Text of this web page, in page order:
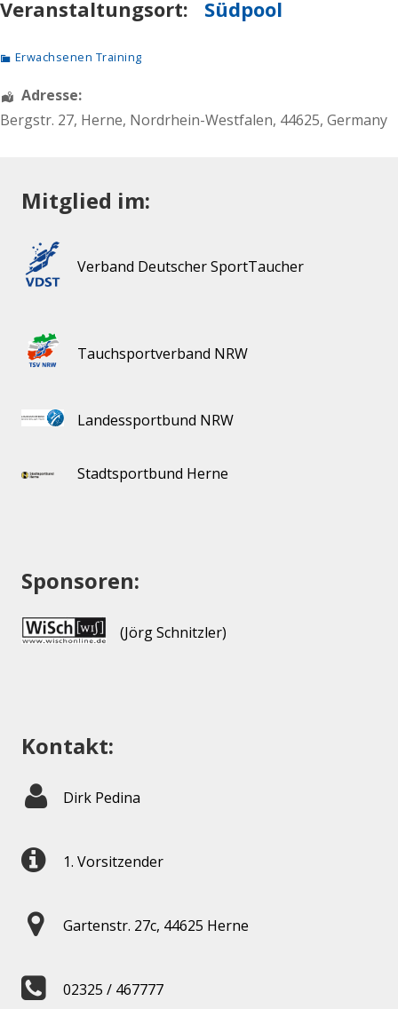
Veranstaltungsort: Südpool
Erwachsenen Training
Adresse:
Bergstr. 27, Herne, Nordrhein-Westfalen, 44625, Germany
Mitglied im:
Verband Deutscher SportTaucher
Tauchsportverband NRW
Landessportbund NRW
Stadtsportbund Herne
Sponsoren:
(Jörg Schnitzler)
Kontakt:
Dirk Pedina
1. Vorsitzender
Gartenstr. 27c, 44625 Herne
02325 / 467777